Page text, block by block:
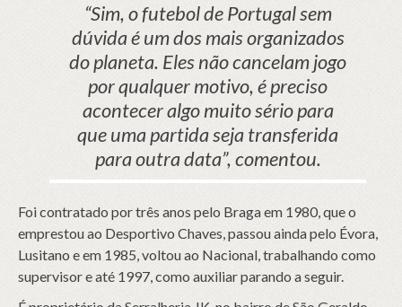
“Sim, o futebol de Portugal sem
dúvida é um dos mais organizados
do planeta. Eles não cancelam jogo
por qualquer motivo, é preciso
acontecer algo muito sério para
que uma partida seja transferida
para outra data”, comentou.
Foi contratado por três anos pelo Braga em 1980, que o
emprestou ao Desportivo Chaves, passou ainda pelo Évora,
Lusitano e em 1985, voltou ao Nacional, trabalhando como
supervisor e até 1997, como auxiliar parando a seguir.